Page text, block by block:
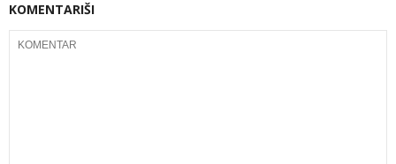
KOMENTARIŠI